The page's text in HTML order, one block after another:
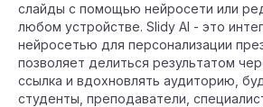
слайды с помощью нейросети или
любом устройстве. Slidy AI - это
нейросетью для персонализации
позволяет делиться результатом
ссылка и вдохновлять аудиторию,
студенты, преподаватели,